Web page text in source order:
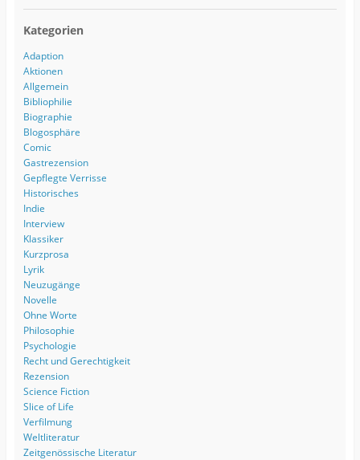
Kategorien
Adaption
Aktionen
Allgemein
Bibliophilie
Biographie
Blogosphäre
Comic
Gastrezension
Gepflegte Verrisse
Historisches
Indie
Interview
Klassiker
Kurzprosa
Lyrik
Neuzugänge
Novelle
Ohne Worte
Philosophie
Psychologie
Recht und Gerechtigkeit
Rezension
Science Fiction
Slice of Life
Verfilmung
Weltliteratur
Zeitgenössische Literatur